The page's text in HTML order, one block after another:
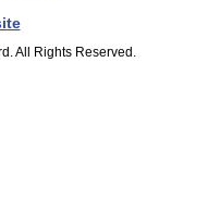
All Rights Reserved.